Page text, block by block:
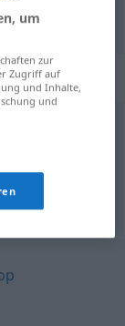
um
zur
Zugriff auf
und Inhalte,
und